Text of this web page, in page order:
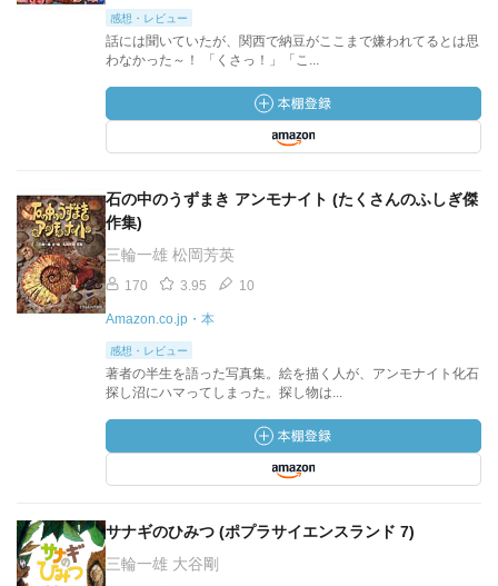
感想・レビュー
話には聞いていたが、関西で納豆がここまで嫌われてるとは思
わなかった～！ 「くさっ！」「こ...
石の中のうずまき アンモナイト (たくさんのふしぎ傑
作集)
三輪一雄 松岡芳英
170 3.95 10
Amazon.co.jp・本
感想・レビュー
著者の半生を語った写真集。絵を描く人が、アンモナイト化石
探し沼にハマってしまった。探し物は...
サナギのひみつ (ポプラサイエンスランド 7)
三輪一雄 大谷剛